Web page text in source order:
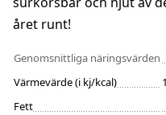
året runt!
Genomsnittliga näringsvärden
Värmevärde (i kj/kcal)
Fett